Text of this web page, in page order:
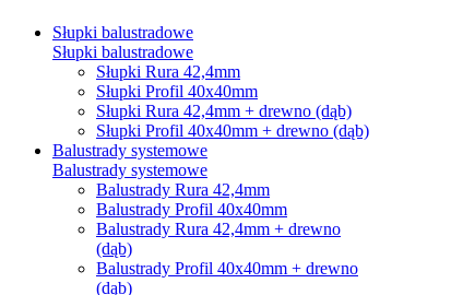
Słupki balustradowe
Słupki balustradowe
Słupki Rura 42,4mm
Słupki Profil 40x40mm
Słupki Rura 42,4mm + drewno (dąb)
Słupki Profil 40x40mm + drewno (dąb)
Balustrady systemowe
Balustrady systemowe
Balustrady Rura 42,4mm
Balustrady Profil 40x40mm
Balustrady Rura 42,4mm + drewno
(dąb)
Balustrady Profil 40x40mm + drewno
(dąb)